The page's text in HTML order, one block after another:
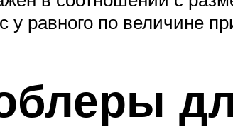
равного по величине